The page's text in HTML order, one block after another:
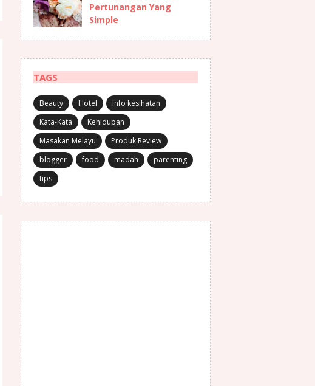
Pertunangan Yang
Simple
TAGS
Beauty Hotel
Info kesihatan
Kata-Kata
Kehidupan
Masakan Melayu
Produk Review
blogger
food madah
parenting
tips